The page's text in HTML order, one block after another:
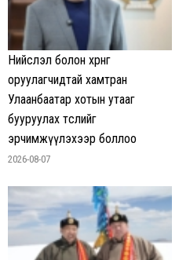
Нийслэл болон хөрөнгө
оруулагчидтай хамтран
Улаанбаатар хотын утааг
бууруулах төслийг
эрчимжүүлэхээр боллоо
2026-08-07